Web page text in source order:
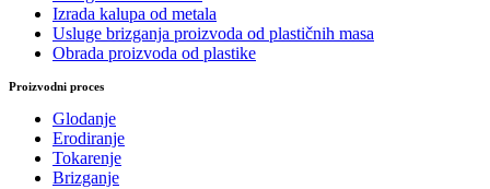
Izrada kalupa od metala
Usluge brizganja proizvoda od plastičnih masa
Obrada proizvoda od plastike
Proizvodni proces
Glodanje
Erodiranje
Tokarenje
Brizganje